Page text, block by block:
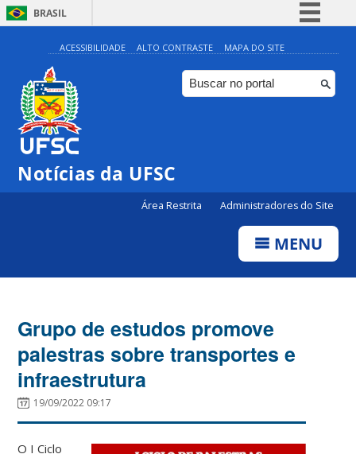
BRASIL
Simplifique!
Comunica BR
Participe
ACESSIBILIDADE ALTO CONTRASTE MAPA DO SITE
Notícias da UFSC
Área Restrita Administradores do Site
MENU
Grupo de estudos promove
palestras sobre transportes e
infraestrutura
19/09/2022 09:17
O I Ciclo